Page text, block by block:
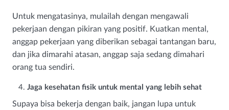
Untuk mengatasinya, mulailah dengan mengawali
pekerjaan dengan pikiran yang positif. Kuatkan mental,
anggap pekerjaan yang diberikan sebagai tantangan baru,
dan jika dimarahi atasan, anggap saja sedang dimahari
orang tua sendiri.
Jaga kesehatan fisik untuk mental yang lebih sehat
Supaya bisa bekerja dengan baik, jangan lupa untuk